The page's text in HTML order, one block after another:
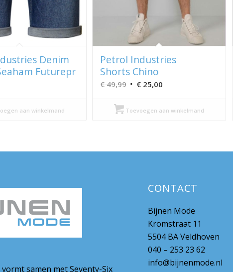
Denim
Futurepr
aan winkelmand
Petrol Industries
Shorts Chino
€49,99 Oorspronkelijke
was:
€ 25,00
Toevoegen aan winkelmand
samen met Seventy-Six
CONTACT
Bijnen Mode
Kromstraat 11
5504 BA Veldhoven
040 – 253 23 62
info@bijnenmode.nl